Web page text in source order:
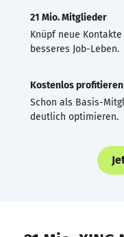
21 Mio. Mitglieder
Knüpf neue
besseres Job-Leben.
Kostenlos profitieren
Schon als Basis-
deutlich optimieren.